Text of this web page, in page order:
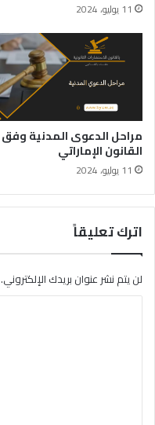
11 يوليو، 2024
مراحل الدعوى المدنية وفق
القانون الإماراتي
11 يوليو، 2024
اترك تعليقاً
لن يتم نشر عنوان بريدك الإلكتروني.